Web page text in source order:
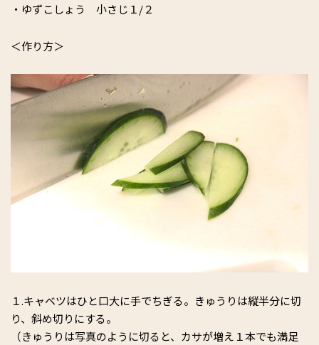
・ゆずこしょう 小さじ１/２
＜作り方＞
１.キャベツはひと口大に手でちぎる。きゅうりは縦半分に切
り、斜め切りにする。
（きゅうりは写真のように切ると、カサが増え１本でも満足